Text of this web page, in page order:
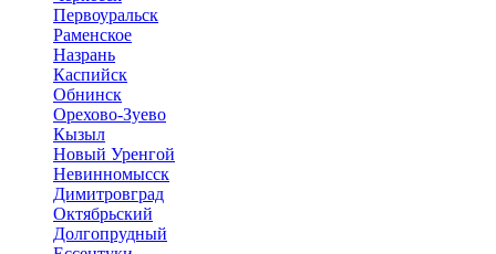
Первоуральск
Раменское
Назрань
Каспийск
Обнинск
Орехово-Зуево
Кызыл
Новый Уренгой
Невинномысск
Димитровград
Октябрьский
Долгопрудный